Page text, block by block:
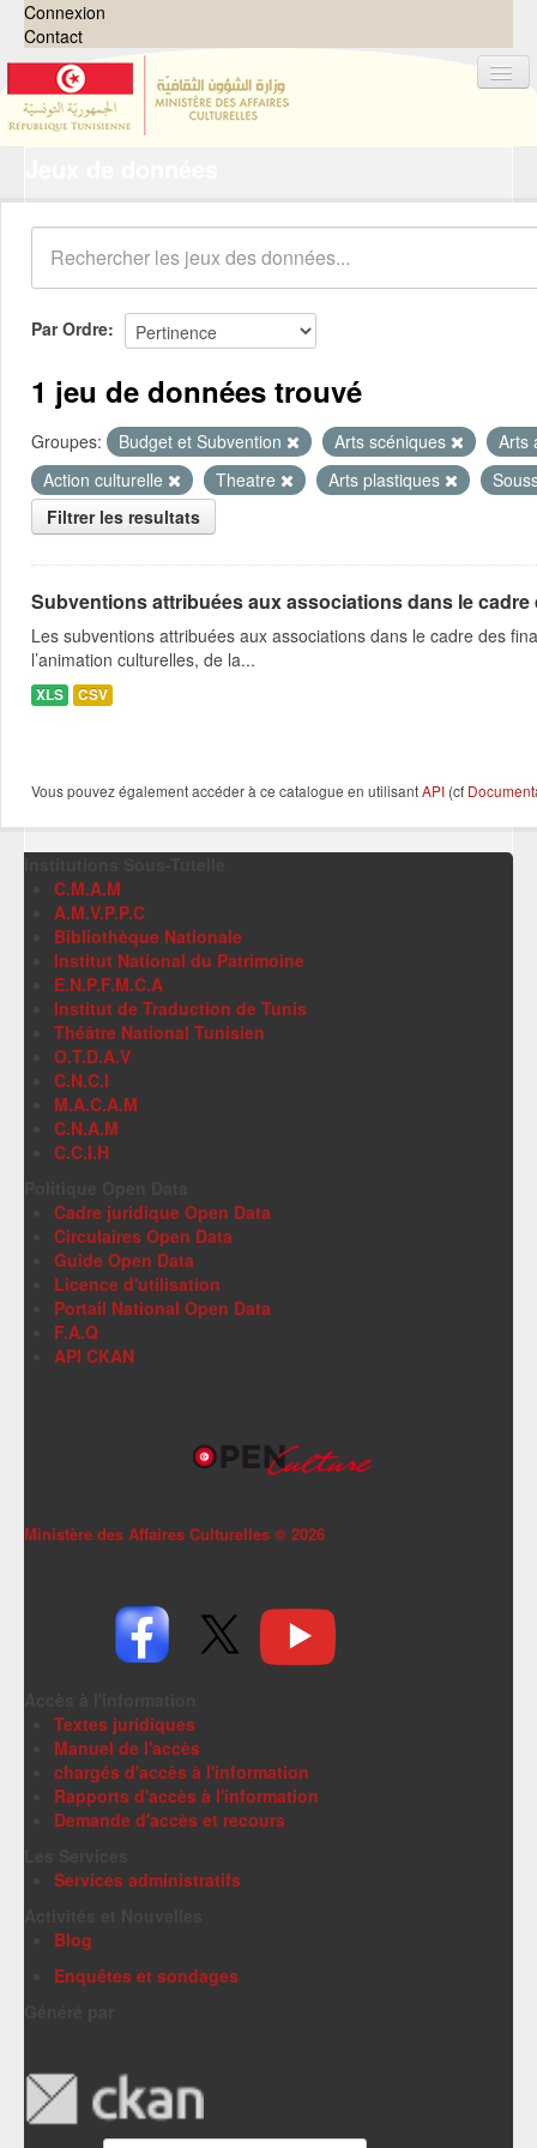
Connexion
Contact
Organisations
Groupes
Demandes 0
À propos
Par Ordre
1 jeu de données trouvé
Groupes: Budget et Subvention Arts scéniques
Arts
Action culturelle
Theatre Arts plastiques
Filtrer les resultats
Subventions attribuées aux associations dans le
Les subventions attribuées aux associations dans le cadre des
l’animation culturelles, de la...
XLS CSV
Vous pouvez également accéder à ce catalogue en utilisantAPI (cf
C.M.A.M
A.M.V.P.P.C
Bibliothèque Nationale
Institut National du Patrimoine
E.N.P.F.M.C.A
Institut de Traduction de Tunis
Théâtre National Tunisien
O.T.D.A.V
C.N.C.I
M.A.C.A.M
C.N.A.M
C.C.I.H
Cadre juridique Open Data
Circulaires Open Data
Guide Open Data
Licence d'utilisation
Portail National Open Data
F.A.Q
API CKAN
Ministère des Affaires Culturelles © 2026
Textes juridiques
Manuel de l'accès
chargés d'accès à l'information
Rapports d'accès à l'information
Demande d'accès et recours
Services administratifs
Blog
Enquêtes et sondages